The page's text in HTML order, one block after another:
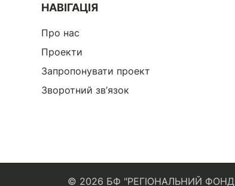
НАВІГАЦІЯ
Про нас
Проекти
Запропонувати проект
Зворотний зв’язок
© 2026 БФ "РЕГІОНАЛЬНИЙ ФОНД